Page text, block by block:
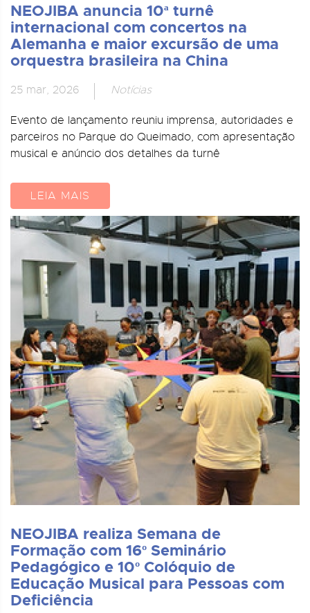
NEOJIBA anuncia 10ª turnê
internacional com concertos na
Alemanha e maior excursão de uma
orquestra brasileira na China
25 mar, 2026 Notícias
Evento de lançamento reuniu imprensa, autoridades e
parceiros no Parque do Queimado, com apresentação
musical e anúncio dos detalhes da turnê
LEIA MAIS
NEOJIBA realiza Semana de
Formação com 16º Seminário
Pedagógico e 10º Colóquio de
Educação Musical para Pessoas com
Deficiência